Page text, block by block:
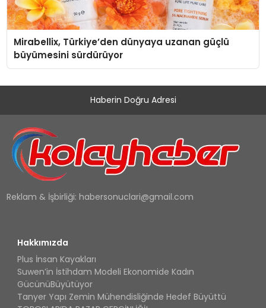
Mirabellix, Türkiye’den dünyaya uzanan güçlü
büyümesini sürdürüyor
Haberin Doğru Adresi
Reklam & İşbirliği: habersonuclari@gmail.com
Hakkımızda
Plus İnsan Kayakları
Suwen’in İstihdam Modeli Ekonomide Kadın
GücünüBüyütüyor
Tanyer Yapı Zemin Mühendisliğinde Hedef Büyüttü